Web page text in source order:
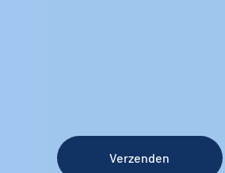
Verzenden